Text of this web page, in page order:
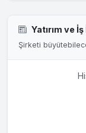
Yatırım ve
Şirketi